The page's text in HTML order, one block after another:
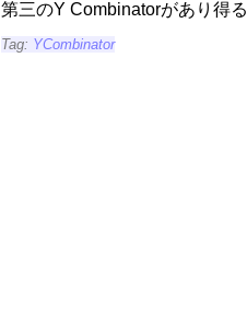
第三のY Combinatorがあり得
Tag: YCombinator